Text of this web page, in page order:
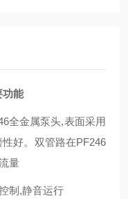
功能
全金属泵头,表面采用
好。双管路在PF246
量
制,静音运行